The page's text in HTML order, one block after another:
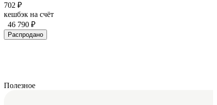
702 ₽
кешбэк на счёт
46 790 ₽
Распродано
Полезное